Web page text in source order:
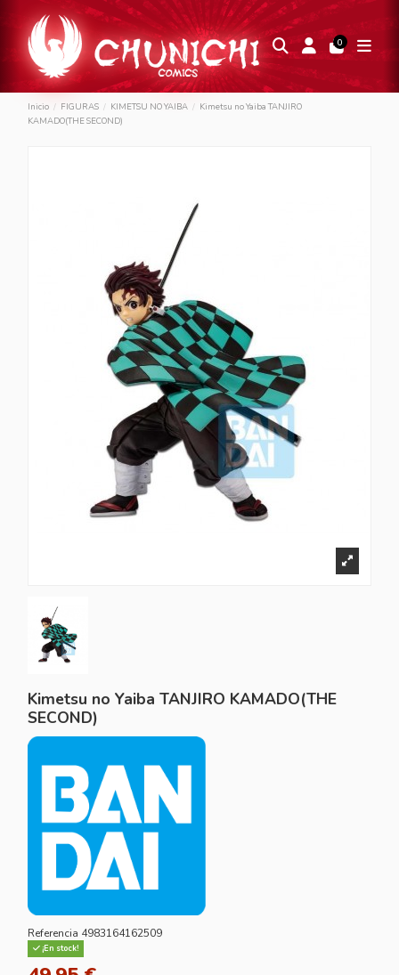
0
Inicio FIGURAS KIMETSU NO YAIBA
Kimetsu no Yaiba TANJIRO
KAMADO(THE SECOND)
Kimetsu no Yaiba TANJIRO KAMADO(THE
SECOND)
Referencia 4983164162509
¡En stock!